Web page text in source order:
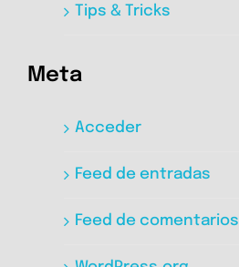
Tips & Tricks
Meta
Acceder
Feed de entradas
Feed de comentarios